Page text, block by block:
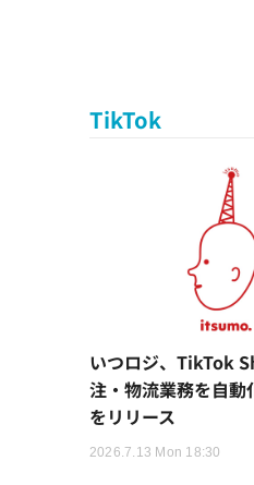
TikTok
いつロジ、TikTok
注・物流業務を自動
をリリース
2026.7.13 Mon 18:30